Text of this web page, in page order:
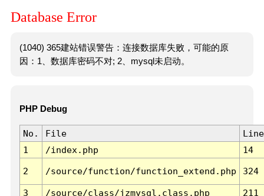
Database Error
(1040) 365建站错误警告：连接数据库失败，可能的原
因：1、数据库密码不对; 2、mysql未启动。
PHP Debug
No. File
Line
1
/index.php 14
2 /source/function/function_extend.php 324
3 /source/class/jzmysql.class.php
211